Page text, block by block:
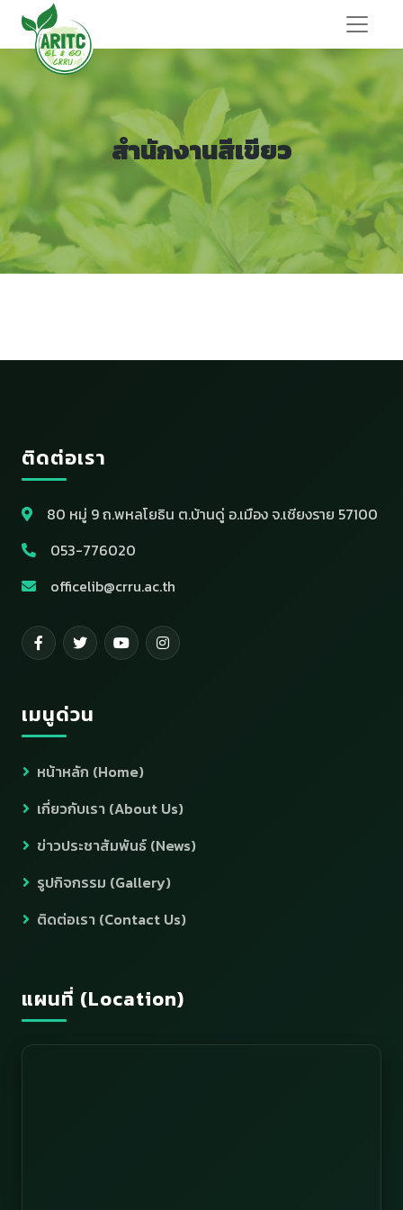
สำนักงานสีเขียว
ติดต่อเรา
80 หมู่ 9 ถ.พหลโยธิน ต.บ้านดู่ อ.เมือง จ.เชียงราย 57100
053-776020
officelib@crru.ac.th
เมนูด่วน
หน้าหลัก (Home)
เกี่ยวกับเรา (About Us)
ข่าวประชาสัมพันธ์ (News)
รูปกิจกรรม (Gallery)
ติดต่อเรา (Contact Us)
แผนที่ (Location)